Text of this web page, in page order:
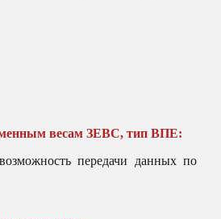
весам ЗЕВС, тип ВПЕ:
передачи данных по